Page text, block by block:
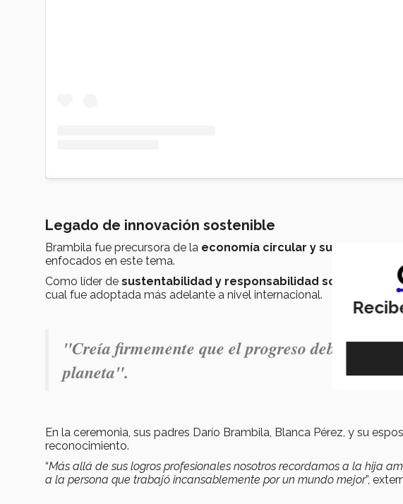
Legado de innovación sostenible
Brambila fue precursora de la economía circular y
enfocados en este tema.
Como líder de sustentabilidad y responsabilidad social
cual fue adoptada más adelante a nivel internacional.
"Creía firmemente que el progreso debía ir de
planeta".
En la ceremonia, sus padres Darío Brambila, Blanca Pérez, y su
reconocimiento.
“Más allá de sus logros profesionales nosotros recordamos a la hija
a la persona que trabajó incansablemente por un mundo mejor”,